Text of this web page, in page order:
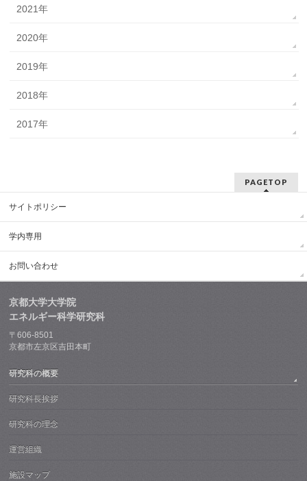
2021年
2020年
2019年
2018年
2017年
PAGETOP
サイトポリシー
学内専用
お問い合わせ
京都大学大学院
エネルギー科学研究科
〒606-8501
京都市左京区吉田本町
研究科の概要
研究科長挨拶
研究科の理念
運営組織
施設マップ